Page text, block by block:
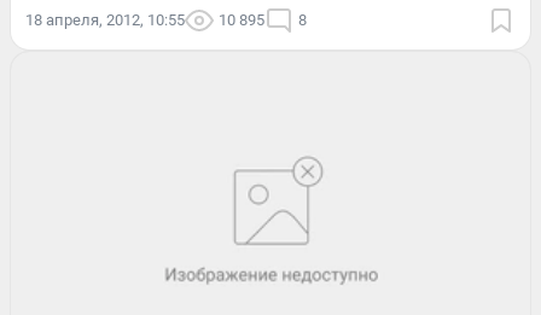
18 апреля, 2012, 10:55 10 895 8